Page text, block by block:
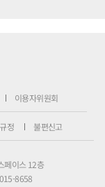
이용자위원회
정 불편신고
페이스 12층
8658